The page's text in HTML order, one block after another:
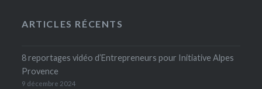
ARTICLES RÉCENTS
8 reportages vidéo d’Entrepreneurs pour Initiative Alpes
Provence
9 décembre 2024